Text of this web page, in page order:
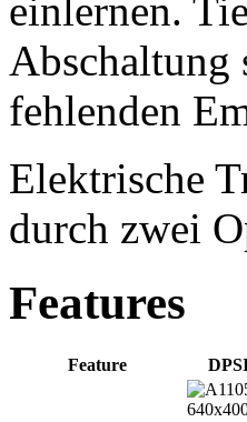
einlernen.
Abschaltung
fehlenden
Elektrische
durch zwei
Features
Feature